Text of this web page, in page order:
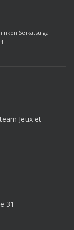
Seikatsu ga
Jeux et
31